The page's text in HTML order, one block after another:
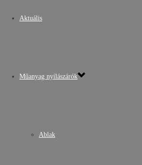
Aktuális
Műanyag nyílászárók
Ablak